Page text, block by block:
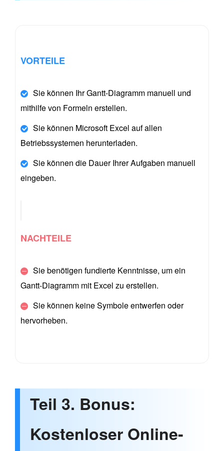
VORTEILE
Sie können Ihr Gantt-Diagramm manuell und
mithilfe von Formeln erstellen.
Sie können Microsoft Excel auf allen
Betriebssystemen herunterladen.
Sie können die Dauer Ihrer Aufgaben manuell
eingeben.
NACHTEILE
Sie benötigen fundierte Kenntnisse, um ein
Gantt-Diagramm mit Excel zu erstellen.
Sie können keine Symbole entwerfen oder
hervorheben.
Teil 3. Bonus:
Kostenloser Online-